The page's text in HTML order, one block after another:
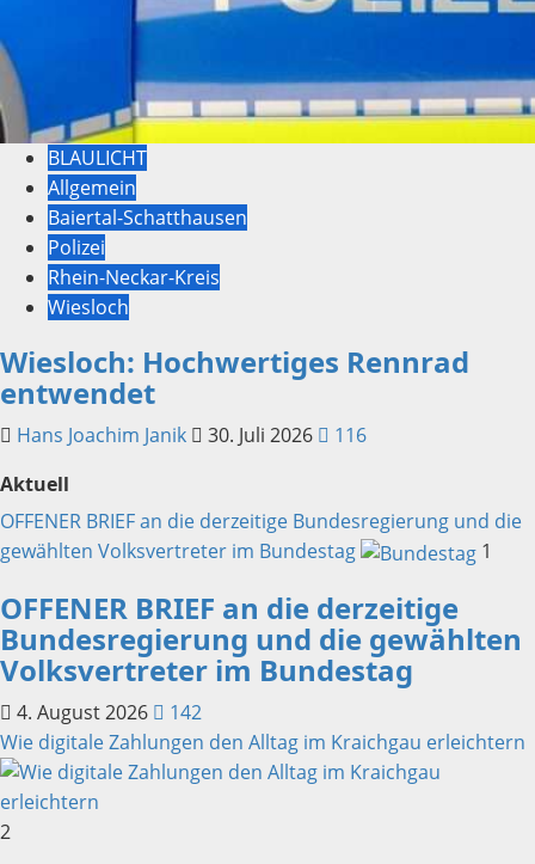
BLAULICHT
Allgemein
Baiertal-Schatthausen
Polizei
Rhein-Neckar-Kreis
Wiesloch
Wiesloch: Hochwertiges Rennrad
entwendet
Hans Joachim Janik 30. Juli 2026
116
Aktuell
OFFENER BRIEF an die derzeitige Bundesregierung und die
gewählten Volksvertreter im Bundestag
1
OFFENER BRIEF an die derzeitige
Bundesregierung und die gewählten
Volksvertreter im Bundestag
4. August 2026
142
Wie digitale Zahlungen den Alltag im Kraichgau erleichtern
2